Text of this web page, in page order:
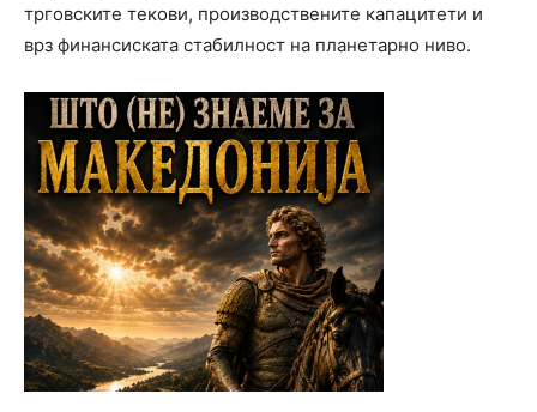
трговските текови, производствените капацитети и
врз финансиската стабилност на планетарно ниво.